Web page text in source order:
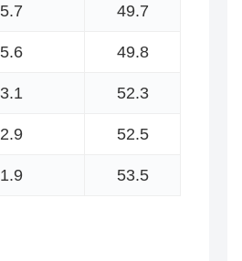
49.7
49.8
52.3
52.5
53.5